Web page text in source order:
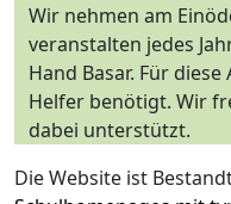
Wir nehmen am
veranstalten jedes
Hand Basar. Für
Helfer benötigt. Wir
dabei unterstützt.
Die Website ist